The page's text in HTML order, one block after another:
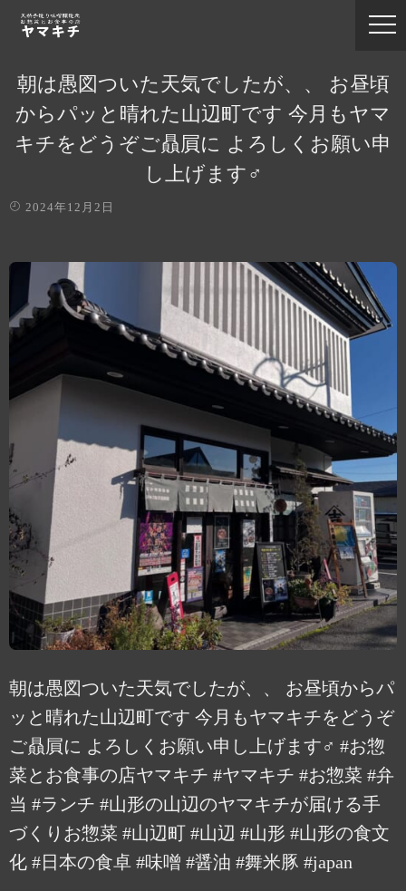
朝は愚図ついた天気でしたが、、 お昼頃
からパッと晴れた山辺町です️ 今月もヤマ
キチをどうぞご贔屓に よろしくお願い申
し上げます‍♂️
2024年12月2日
朝は愚図ついた天気でしたが、、 お昼頃からパ
ッと晴れた山辺町です️ 今月もヤマキチをどうぞ
ご贔屓に よろしくお願い申し上げます‍♂️ #お惣
菜とお食事の店ヤマキチ #ヤマキチ #お惣菜 #弁
当 #ランチ #山形の山辺のヤマキチが届ける手
づくりお惣菜 #山辺町 #山辺 #山形 #山形の食文
化 #日本の食卓 #味噌 #醤油 #舞米豚 #japan